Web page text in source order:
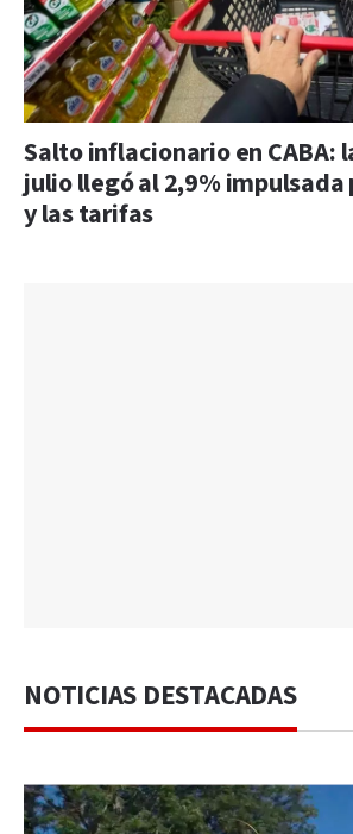
Salto inflacionario en CABA:
julio llegó al 2,9%
y las tarifas
NOTICIAS DESTACADAS